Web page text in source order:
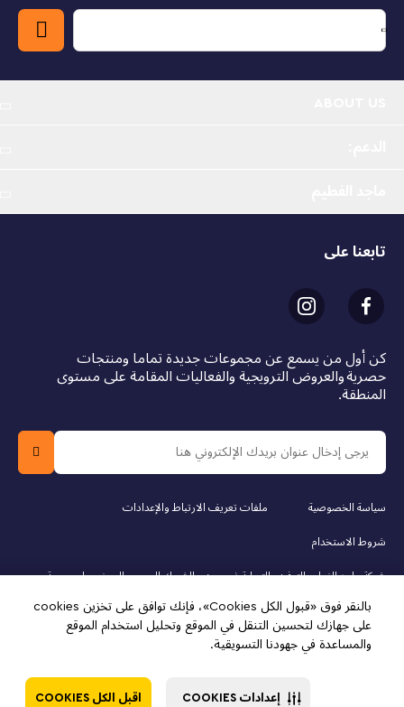
بالنقر فوق «قبول الكل Cookies»، فإنك توافق على تخزين cookies
على جهازك لتحسين التنقل في الموقع وتحليل استخدام الموقع
والمساعدة في جهودنا التسويقية.
اقبل الكل COOKIES إعدادات COOKIES
hung on a wall.
LEGO® Flower Trellis Spring gift– Let kids aged 12
with these LEGO flowers
Floral decor – Once complete, this set can be
budding florists aged 12 and up, as well as a
Valentine’s Day gift or a Mother’s Day gift
Measurements – The display features 440 pieces
and measures over 7 in. (18 cm) high, 7 in. (17 cm)
wide and 2 in. (5 cm) deep
كن أول من يسمع عن مجموعات جديدة تماما ومنتجات
حصرية والعروض الترويجية والفعاليات المقامة على مستوى
المنطقة.
تابعنا على
سياسة الخصوصية
ملفات تعريف الارتباط والإعدادات
شروط الاستخدام
شركة ماجد الفطيم للترفيه والتسلية ذ.م.م. هي الشريك الرسمي المرخص لمجموعة
الشراء عبر الإنترنت. LEGO، وشعار LEGO، والشخصية المصغرة، ودوبلو، وشعار
فريندز، وشعار الشخصيات المصغرة، ودريمز، ونينجاجو، وفيدييو، ومايندستورمز هي
علامات تجارية لمجموعة LEGO. © 2025 مجموعة LEGO. جميع الحقوق محفوظة.
استخدام هذا الموقع يعني موافقتك على شروط الاستخدام.